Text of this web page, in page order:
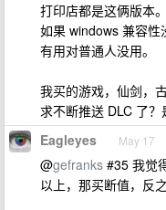
打印店都是这俩版本
如果 windows 兼容
有用对普通人没用。
我买的游戏，仙剑，
求不断推送 DLC 了？
Eagleyes May 17
@gefranks #35 我觉
以上，那买断值，反